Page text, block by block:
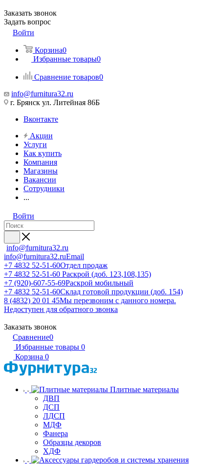
Заказать звонок
Задать вопрос
Войти
Корзина0
Избранные товары0
Сравнение товаров0
info@furnitura32.ru
г. Брянск ул. Литейная 86Б
Вконтакте
Акции
Услуги
Как купить
Компания
Магазины
Вакансии
Сотрудники
...
Войти
info@furnitura32.ru
info@furnitura32.ruEmail
+7 4832 52-51-60Отдел продаж
+7 4832 52-51-60 Раскрой (доб. 123,108,135)
+7 (920)-607-55-69Раскрой мобильный
+7 4832 52-51-60Склад готовой продукции (доб. 154)
8 (4832) 20 01 45Мы перезвоним с данного номера.
Недоступен для обратного звонка
Заказать звонок
Сравнение0
Избранные товары 0
Корзина 0
Плитные материалы
ДВП
ДСП
ЛДСП
МДФ
Фанера
Образцы декоров
ХДФ